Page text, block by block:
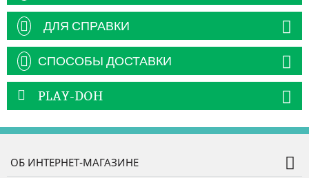
ДЛЯ СПРАВКИ
СПОСОБЫ ДОСТАВКИ
PLAY-DOH
ОБ ИНТЕРНЕТ-МАГАЗИНЕ